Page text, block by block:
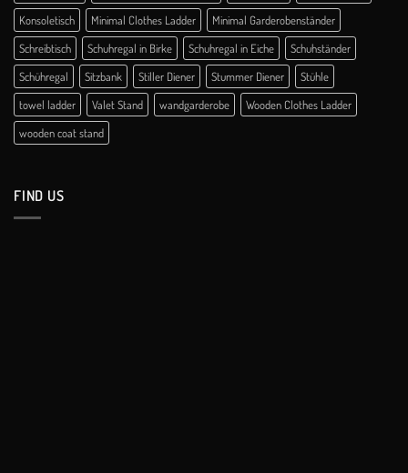
Konsoletisch
Minimal Clothes Ladder
Minimal Garderobenständer
Schreibtisch
Schuhregal in Birke Schuhregal in Eiche
Schuhständer
Schühregal
Sitzbank Stiller Diener Stummer Diener
Stühle
towel ladder
Valet Stand wandgarderobe
Wooden Clothes Ladder
wooden coat stand
FIND US